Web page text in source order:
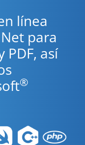
línea
para
PDF, así
®